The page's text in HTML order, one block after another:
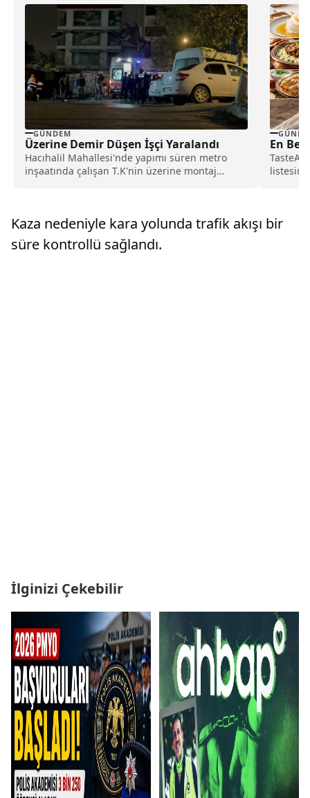
GÜNDEM
Üzerine Demir Düşen İşçi Yaralandı
Hacıhalil Mahallesi'nde yapımı süren metro
inşaatında çalışan T.K'nin üzerine montaj
En
listesini
oldu.
Kaza nedeniyle kara yolunda trafik akışı bir
süre kontrollü sağlandı.
İlginizi Çekebilir